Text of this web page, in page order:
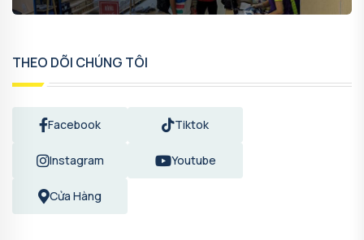
THEO DÕI CHÚNG TÔI
Facebook Tiktok
Instagram Youtube
Cửa Hàng